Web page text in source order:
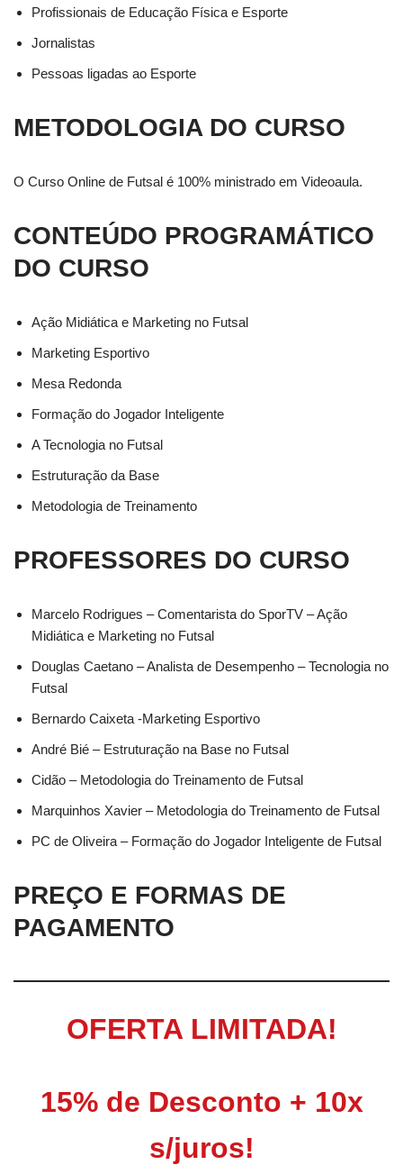
Profissionais de Educação Física e Esporte
Jornalistas
Pessoas ligadas ao Esporte
METODOLOGIA DO CURSO
O Curso Online de Futsal é 100% ministrado em Videoaula.
CONTEÚDO PROGRAMÁTICO
DO CURSO
Ação Midiática e Marketing no Futsal
Marketing Esportivo
Mesa Redonda
Formação do Jogador Inteligente
A Tecnologia no Futsal
Estruturação da Base
Metodologia de Treinamento
PROFESSORES DO CURSO
Marcelo Rodrigues – Comentarista do SporTV – Ação
Midiática e Marketing no Futsal
Douglas Caetano – Analista de Desempenho – Tecnologia no
Futsal
Bernardo Caixeta -Marketing Esportivo
André Bié – Estruturação na Base no Futsal
Cidão – Metodologia do Treinamento de Futsal
Marquinhos Xavier – Metodologia do Treinamento de Futsal
PC de Oliveira – Formação do Jogador Inteligente de Futsal
PREÇO E FORMAS DE
PAGAMENTO
OFERTA LIMITADA!
15% de Desconto + 10x
s/juros!